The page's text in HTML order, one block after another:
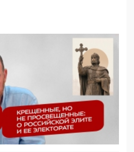
в России, но
определять
граждан: Минцифры намерено
и муниципалитетов право
и социальные объекты от
от борца с
контентом